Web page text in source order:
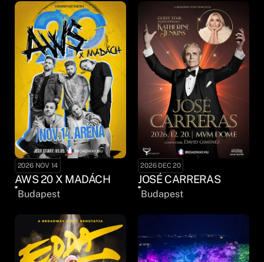
2026 NOV 14
AWS 20 X MADÁCH
Budapest
2026 DEC 20
JOSÉ CARRERAS
Budapest